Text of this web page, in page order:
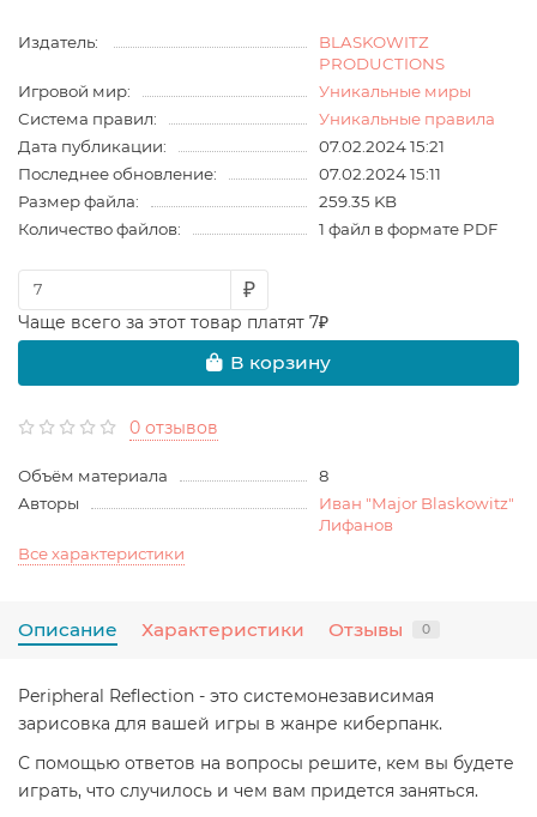
Издатель:
BLASKOWITZ
PRODUCTIONS
Игровой мир:
Уникальные миры
Система правил:
Уникальные правила
Дата публикации:
07.02.2024 15:21
Последнее обновление:
07.02.2024 15:11
Размер файла:
259.35 KB
Количество файлов:
1 файл в формате PDF
₽
Чаще всего за этот товар платят 7₽
В корзину
0 отзывов
Объём материала
8
Авторы
Иван "Major Blaskowitz"
Лифанов
Все характеристики
Описание Характеристики Отзывы 0
Peripheral Reflection - это системонезависимая
зарисовка для вашей игры в жанре киберпанк.
С помощью ответов на вопросы решите, кем вы будете
играть, что случилось и чем вам придется заняться.